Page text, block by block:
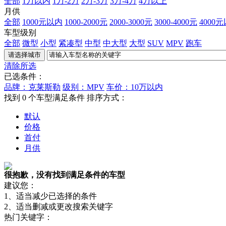
月供
全部 1000元以内 1000-2000元 2000-3000元 3000-4000元 4000元
车型级别
全部 微型 小型 紧凑型 中型 中大型 大型 SUV MPV 跑车
清除所选
已选条件：
品牌：克莱斯勒 级别：MPV 车价：10万以内
找到 0 个车型满足条件 排序方式：
默认
价格
首付
月供
很抱歉，没有找到满足条件的车型
建议您：
1、适当减少已选择的条件
2、适当删减或更改搜索关键字
热门关键字：